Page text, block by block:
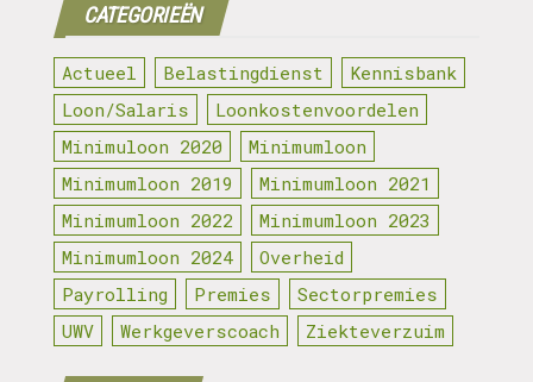
CATEGORIEËN
Actueel Belastingdienst
Kennisbank
Loon/Salaris
Loonkostenvoordelen
Minimuloon 2020
Minimumloon
Minimumloon 2019
Minimumloon 2021
Minimumloon 2022
Minimumloon 2023
Minimumloon 2024
Overheid
Payrolling
Premies
Sectorpremies
UWV
Werkgeverscoach Ziekteverzuim